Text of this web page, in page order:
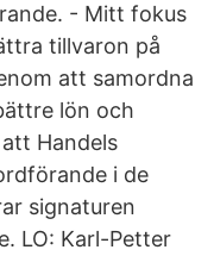
- Mitt fokus
tillvaron på
att samordna
lön och
Handels
i de
signaturen
LO: Karl-Petter